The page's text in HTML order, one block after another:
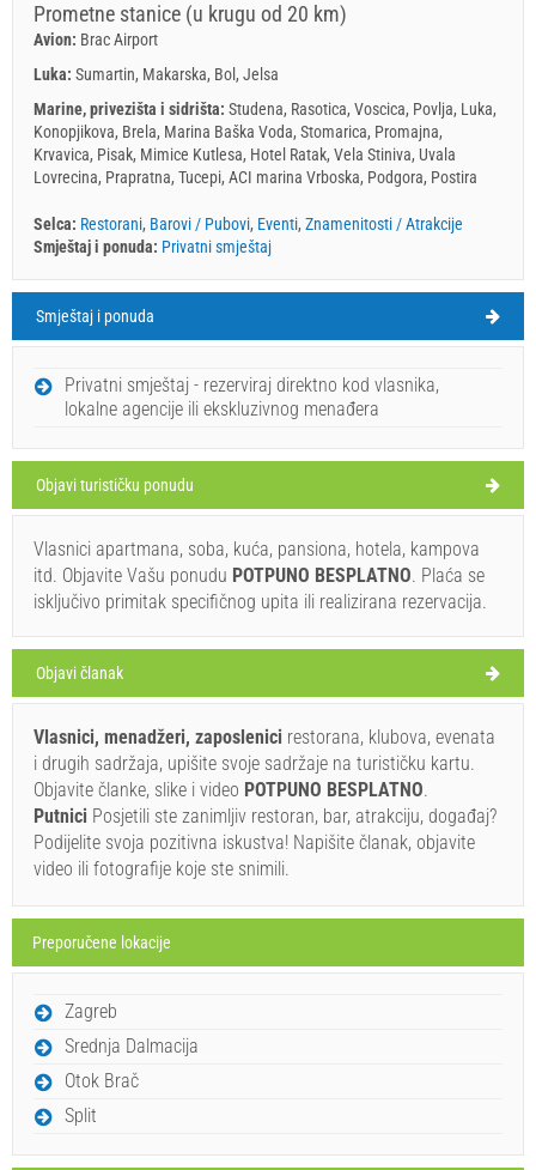
Prometne stanice (u krugu od 20 km)
Avion: Brac Airport
Luka: Sumartin, Makarska, Bol, Jelsa
Marine, privezišta i sidrišta: Studena, Rasotica, Voscica, Povlja, Luka,
Konopjikova, Brela, Marina Baška Voda, Stomarica, Promajna,
Krvavica, Pisak, Mimice Kutlesa, Hotel Ratak, Vela Stiniva, Uvala
Lovrecina, Prapratna, Tucepi, ACI marina Vrboska, Podgora, Postira
Selca: Restorani, Barovi / Pubovi, Eventi, Znamenitosti / Atrakcije
Smještaj i ponuda: Privatni smještaj
Selca Vrijeme
SRIJEDA
Hrvatska,Otok Brač,
29°C
četvrtak,
06. 08. 2026. 30°C vedro
petak,
07. 08. 2026. 32°C umjerena kiša
subota, 32°C
nedjelja,
09. 08. 2026. 32°C
ponedjeljak,
10. 08. 2026.
Ružmarin (Restoran) Selca
Ivan Nane (Holiday-Link.Com)
Address: Ulica Stjepana Radića 15 Tel: +385993011176
E-mail:ruzmarin.restoran@gmail.com WORKING HOURS
Pizzeria Perivoj (Restoran) Selca
Smještaj i ponuda
Privatni smještaj - rezerviraj direktno kod vlasnika,
lokalne agencije ili ekskluzivnog menađera
Objavi turističku ponudu
Vlasnici apartmana, soba, kuća, pansiona, hotela, kampova
itd. Objavite Vašu ponudu POTPUNO BESPLATNO. Plaća se
isključivo primitak specifičnog upita ili realizirana rezervacija.
Objavi članak
Vlasnici, menadžeri, zaposlenici restorana, klubova, evenata
i drugih sadržaja, upišite svoje sadržaje na turističku kartu.
Objavite članke, slike i video POTPUNO BESPLATNO.
Putnici Posjetili ste zanimljiv restoran, bar, atrakciju, događaj?
Podijelite svoja pozitivna iskustva! Napišite članak, objavite
video ili fotografije koje ste snimili.
Preporučene lokacije
Zagreb
Srednja Dalmacija
Otok Brač
Split